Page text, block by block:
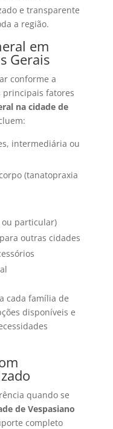
e transparente
a região.
em
Gerais
conforme a
principais fatores
na cidade de
intermediária ou
(tanatopraxia
particular)
outras cidades
cada família de
disponíveis e
quando se
de Vespasiano
completo